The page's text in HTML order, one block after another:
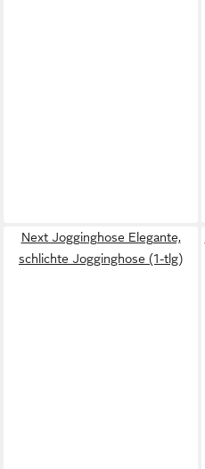
Next Jogginghose Elegante,
schlichte Jogginghose (1-tlg)